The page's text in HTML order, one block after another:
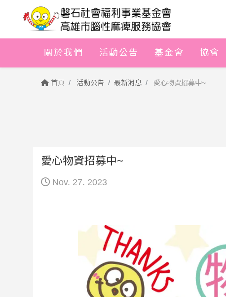
關於我們 活動公告 基金會 協會
首頁 活動公告 最新消息 愛心物資招募中~
愛心物資招募中~
Nov. 27. 2023